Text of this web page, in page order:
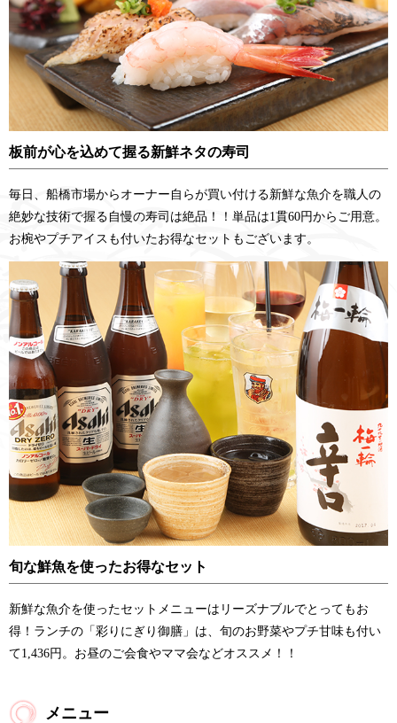
板前が心を込めて握る新鮮ネタの寿司
毎日、船橋市場からオーナー自らが買い付ける新鮮な魚介を職人の
絶妙な技術で握る自慢の寿司は絶品！！単品は1貫60円からご用意。
お椀やプチアイスも付いたお得なセットもございます。
旬な鮮魚を使ったお得なセット
新鮮な魚介を使ったセットメニューはリーズナブルでとってもお
得！ランチの「彩りにぎり御膳」は、旬のお野菜やプチ甘味も付い
て1,436円。お昼のご会食やママ会などオススメ！！
メニュー